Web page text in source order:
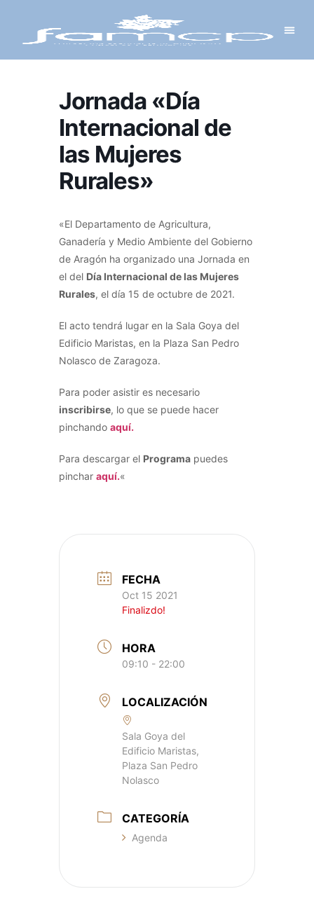
Jornada «Día
Internacional de
las Mujeres
Rurales»
«El Departamento de Agricultura,
Ganadería y Medio Ambiente del Gobierno
de Aragón ha organizado una Jornada en
el del Día Internacional de las Mujeres
Rurales, el día 15 de octubre de 2021.
El acto tendrá lugar en la Sala Goya del
Edificio Maristas, en la Plaza San Pedro
Nolasco de Zaragoza.
Para poder asistir es necesario
inscribirse, lo que se puede hacer
pinchando aquí.
Para descargar el Programa puedes
pinchar aquí.«
FECHA
Oct 15 2021
Finalizdo!
HORA
09:10 - 22:00
LOCALIZACIÓN
Sala Goya del
Edificio Maristas,
Plaza San Pedro
Nolasco
CATEGORÍA
Agenda